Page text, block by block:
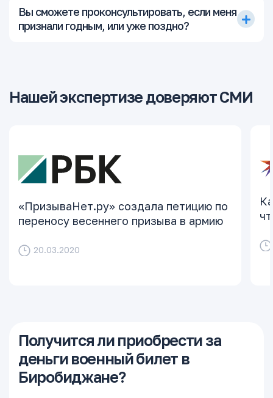
Вы сможете проконсультировать, если меня
признали годным, или уже поздно?
Нашей экспертизе доверяют СМИ
«ПризываНет.ру» создала петицию по
переносу весеннего призыва в армию
20.03.2020
Получится ли приобрести за
деньги военный билет в
Биробиджане?